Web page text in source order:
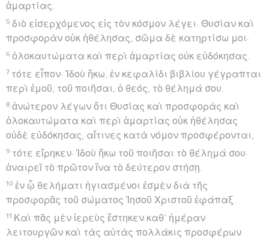
ἁμαρτίας.
5 διὸ εἰσερχόμενος εἰς τὸν κόσμον λέγει· Θυσίαν καὶ
προσφορὰν οὐκ ἠθέλησας, σῶμα δὲ κατηρτίσω μοι·
6 ὁλοκαυτώματα καὶ περὶ ἁμαρτίας οὐκ εὐδόκησας.
7 τότε εἶπον· Ἰδοὺ ἥκω, ἐν κεφαλίδι βιβλίου γέγραπται
περὶ ἐμοῦ, τοῦ ποιῆσαι, ὁ θεός, τὸ θέλημά σου.
8 ἀνώτερον λέγων ὅτι Θυσίας καὶ προσφορὰς καὶ
ὁλοκαυτώματα καὶ περὶ ἁμαρτίας οὐκ ἠθέλησας
οὐδὲ εὐδόκησας, αἵτινες κατὰ νόμον προσφέρονται,
9 τότε εἴρηκεν· Ἰδοὺ ἥκω τοῦ ποιῆσαι τὸ θέλημά σου·
ἀναιρεῖ τὸ πρῶτον ἵνα τὸ δεύτερον στήσῃ.
10 ἐν ᾧ θελήματι ἡγιασμένοι ἐσμὲν διὰ τῆς
προσφορᾶς τοῦ σώματος Ἰησοῦ Χριστοῦ ἐφάπαξ.
11 Καὶ πᾶς μὲν ἱερεὺς ἕστηκεν καθ’ ἡμέραν
λειτουργῶν καὶ τὰς αὐτὰς πολλάκις προσφέρων